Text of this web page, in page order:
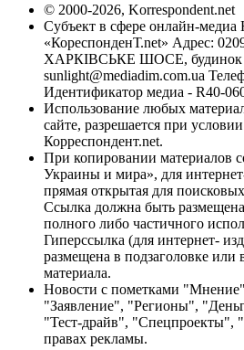
© 2000-2026, Korrespondent.net
Субъект в сфере онлайн-медиа
«КореспонденТ.net» Адрес:
ХАРКІВСЬКЕ ШОСЕ, будинок
sunlight@mediadim.com.ua
Идентификатор медиа - R40-
Использование любых
сайте, разрешается при
Корреспондент.net.
При копировании материалов
Украины и мира», для
прямая открытая для
Ссылка должна быть
полного либо частичного
Гиперссылка (для интернет-
размещена в подзаголовке или
материала.
Новости с пометками
"Заявление", "Регионы",
"Тест-драйв", "Спецпроекты",
правах рекламы.